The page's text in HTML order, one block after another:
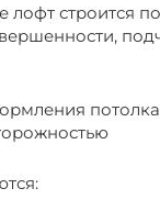
лофт строится